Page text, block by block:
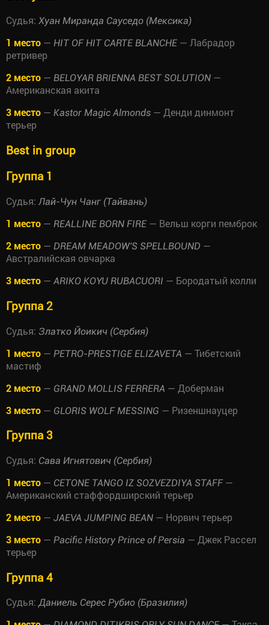
Судья: Хуан Миранда Сауседо (Мексика)
1 место — HIT OF HIT CARTE BLANCHE — Лабрадор
ретривер
2 место — BELOYAR BRIENNA BEST SOLUTION —
Американская акита
3 место — Kastor Magic Almonds — Денди динмонт
терьер
Best in group
Группа 1
Судья: Лай-Чун Чанг (Тайвань)
1 место — REALLINE BORN FIRE — Вельш корги пемброк
2 место — DREAM MEADOW'S SPELLBOUND —
Австралийская овчарка
3 место — ARIKO KOYU RUBACUORI — Бородатый колли
Группа 2
Судья: Златко Йоикич (Сербия)
1 место — PETRO-PRESTIGE ELIZAVETA — Тибетский
мастиф
2 место — GRAND MOLLIS FERRERA — Доберман
3 место — GLORIS WOLF MESSING — Ризеншнауцер
Группа 3
Судья: Сава Игнятович (Сербия)
1 место — CETONE TANGO IZ SOZVEZDIYA STAFF —
Американский стаффордширский терьер
2 место — JAEVA JUMPING BEAN — Норвич терьер
3 место — Pacific History Prince of Persia — Джек Рассел
терьер
Группа 4
Судья: Даниель Серес Рубио (Бразилия)